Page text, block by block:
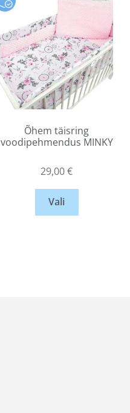
Õhem täisring
voodipehmendus MINKY
29,00€
Vali